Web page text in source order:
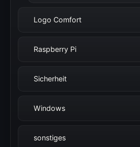
Logo Comfort
Raspberry Pi
Sicherheit
Windows
sonstiges